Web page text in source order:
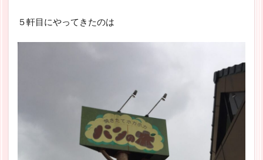
５軒目にやってきたのは